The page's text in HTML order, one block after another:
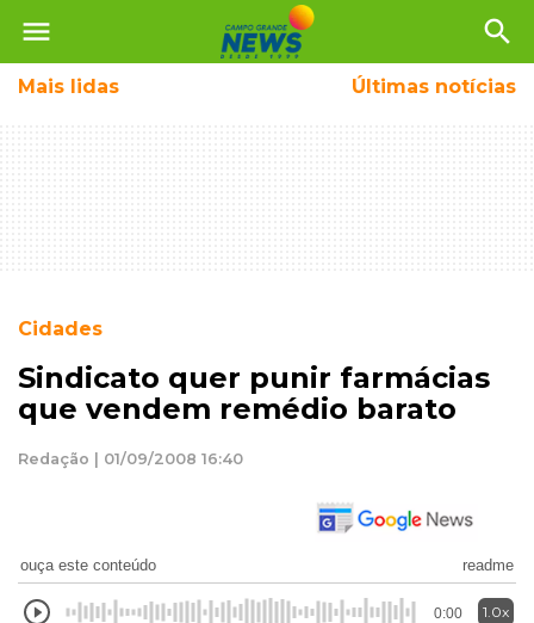
menu search
Mais lidas Últimas notícias
Cidades
Sindicato quer punir farmácias
que vendem remédio barato
Redação | 01/09/2008 16:40
ouça este conteúdo readme
0:00 1.0x